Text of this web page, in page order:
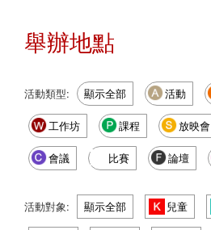
舉辦地點
活動類型: 顯示全部 活動
工作坊 課程 放映會
會議 比賽 論壇
活動對象: 顯示全部 兒童